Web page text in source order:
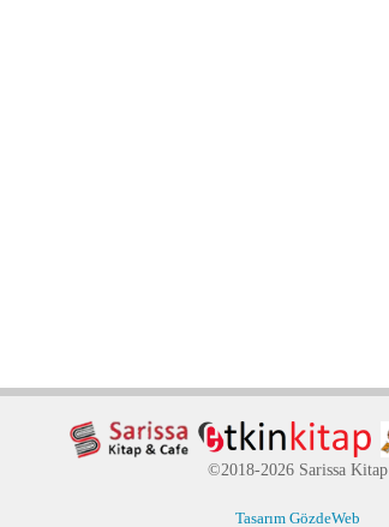
©2018-2026 Sarissa Kitap
Tasarım GözdeWeb